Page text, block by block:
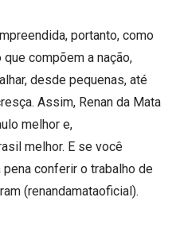
portanto, como
compõem a nação,
desde pequenas, até
Assim, Renan da Mata
melhor e,
melhor. E se você
conferir o trabalho de
(renandamataoficial).